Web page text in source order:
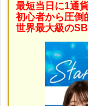
最短当日に1通
初心者から圧倒
世界最大級の